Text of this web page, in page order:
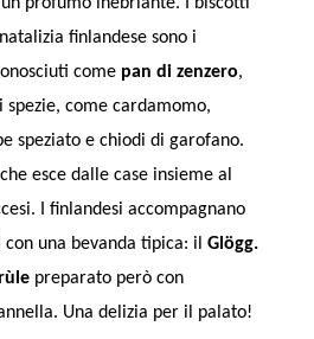
finlandese sono i
come pan di zenzero,
come cardamomo,
speziato e chiodi di garofano.
esce dalle case insieme al
I finlandesi accompagnano
una bevanda tipica: il Glögg.
preparato però con
Una delizia per il palato!